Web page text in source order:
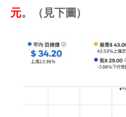
元。（見下圖）